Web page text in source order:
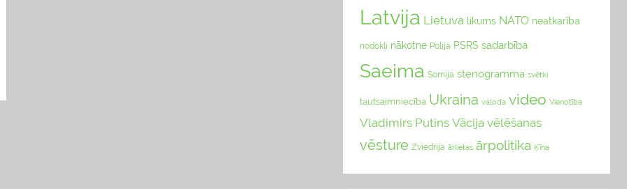
Latvija Lietuva likums NATO neatkarība
nodokļi nākotne Polija PSRS sadarbība
Saeima Somija stenogramma svētki
tautsaimniecība Ukraina valoda video Vienotība
Vladimirs Putins Vācija vēlēšanas
vēsture Zviedrija ārlietas ārpolitika Ķīna